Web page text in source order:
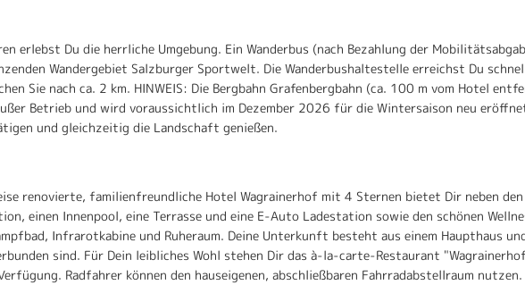
erlebst Du die herrliche Umgebung. Ein Wanderbus (nach Bezahlung der
Wandergebiet Salzburger Sportwelt. Die Wanderbushaltestelle erreichst Du
Sie nach ca. 2 km. HINWEIS: Die Bergbahn Grafenbergbahn (ca. 100 m vom Hotel
Betrieb und wird voraussichtlich im Dezember 2026 für die Wintersaison neu
und gleichzeitig die Landschaft genießen.
renovierte, familienfreundliche Hotel Wagrainerhof mit 4 Sternen bietet Dir neben
einen Innenpool, eine Terrasse und eine E-Auto Ladestation sowie den schönen
Infrarotkabine und Ruheraum. Deine Unterkunft besteht aus einem Haupthaus
sind. Für Dein leibliches Wohl stehen Dir das à-la-carte-Restaurant
Radfahrer können den hauseigenen, abschließbaren Fahrradabstellraum